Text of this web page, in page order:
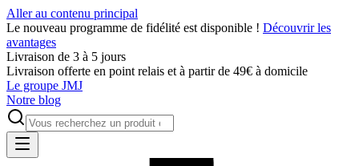
Aller au contenu principal
Le nouveau programme de fidélité est disponible ! Découvrir les
avantages
Livraison de 3 à 5 jours
Livraison offerte en point relais et à partir de 49€ à domicile
Le groupe JMJ
Notre blog